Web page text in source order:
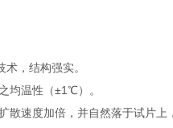
，结构强实。
均温性（±1℃）。
速度加倍，并自然落于试片上